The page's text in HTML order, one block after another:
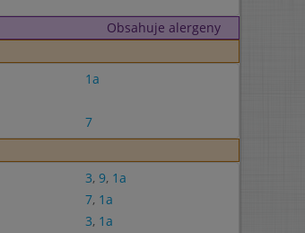
Obsahuje alergeny
1a
7
3, 9, 1a
7, 1a
3, 1a